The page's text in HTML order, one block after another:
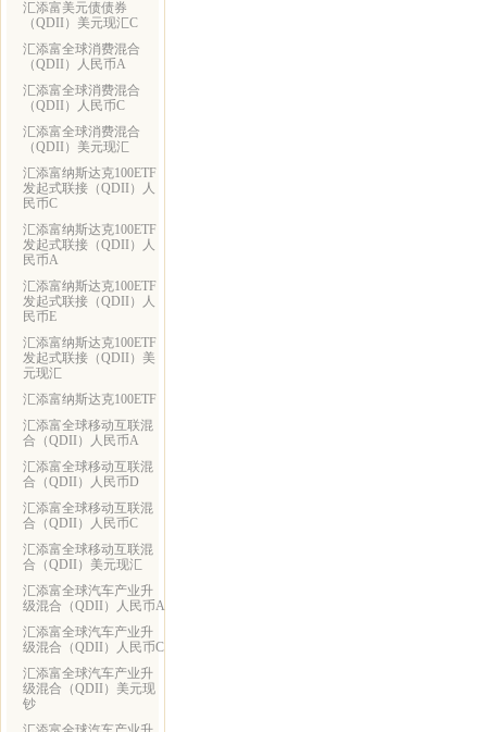
汇添富美元债债券
（QDII）美元现汇C
汇添富全球消费混合
（QDII）人民币A
汇添富全球消费混合
（QDII）人民币C
汇添富全球消费混合
（QDII）美元现汇
汇添富纳斯达克100ETF
发起式联接（QDII）人
民币C
汇添富纳斯达克100ETF
发起式联接（QDII）人
民币A
汇添富纳斯达克100ETF
发起式联接（QDII）人
民币E
汇添富纳斯达克100ETF
发起式联接（QDII）美
元现汇
汇添富纳斯达克100ETF
汇添富全球移动互联混
合（QDII）人民币A
汇添富全球移动互联混
合（QDII）人民币D
汇添富全球移动互联混
合（QDII）人民币C
汇添富全球移动互联混
合（QDII）美元现汇
汇添富全球汽车产业升
级混合（QDII）人民币A
汇添富全球汽车产业升
级混合（QDII）人民币C
汇添富全球汽车产业升
级混合（QDII）美元现
钞